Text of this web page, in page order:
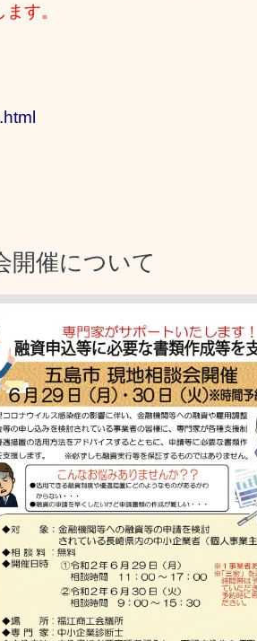
す。
開催について